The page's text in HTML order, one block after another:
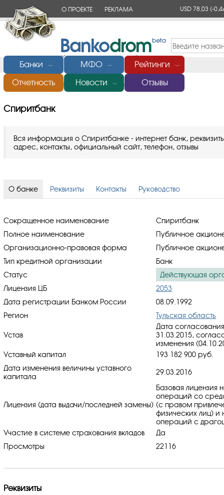
О ПРОЕКТЕ РЕКЛАМА USD 78,03(-
Банки ﹀ МФО ﹀ Рейтинги ﹀
Отчетность Новости ﹀ Отзывы
Главная/Банки России/Спиритбанк
Спиритбанк
Вся информация о Спиритбанке - интернет банк,
адрес, контакты, официальный сайт, телефон, отзывы
О банке Реквизиты Контакты Руководство
Сокращенное наименование
Спиритбанк
Полное наименование
Публичное
Организационно-правовая форма
Публичное
Тип кредитной организации
Банк
Статус
Действующая
Лицензия ЦБ
2053
Дата регистрации Банком России
08.09.1992
Регион
Тульская область
Устав
Дата
31.03.2015,
изменения
Уставный капитал
193 182 900 руб.
Дата изменения величины уставного
капитала
29.03.2016
Лицензия (дата выдачи/последней замены)
Базовая лицензия
операций со
(с правом
физических лиц) и
операций с
Участие в системе страхования вкладов
Да
Просмотры
22116
Реквизиты